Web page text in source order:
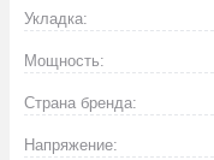
Укладка:
Мощность:
Страна бренда:
Напряжение: